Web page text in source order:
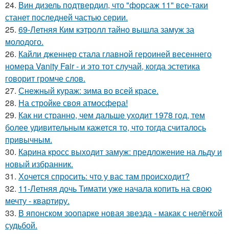
24. Вин дизель подтвердил, что "форсаж 11" все-таки
станет последней частью серии.
25. 69-Летняя Ким кэтролл тайно вышла замуж за
молодого.
26. Кайли дженнер стала главной героиней весеннего
номера Vanity Fair - и это тот случай, когда эстетика
говорит громче слов.
27. Снежный кураж: зима во всей красе.
28. На стройке своя атмосфера!
29. Как ни странно, чем дальше уходит 1978 год, тем
более удивительным кажется то, что тогда считалось
привычным.
30. Карина кросс выходит замуж: предложение на льду и
новый избранник.
31. Хочется спросить: что у вас там происходит?
32. 11-Летняя дочь Тимати уже начала копить на свою
мечту - квартиру.
33. В японском зоопарке новая звезда - макак с нелёгкой
судьбой.